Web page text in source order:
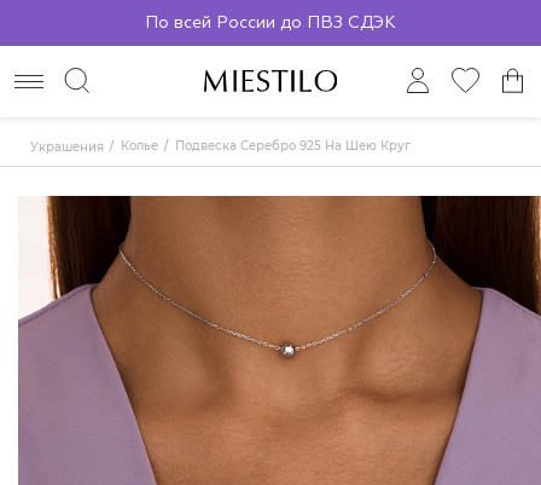
По всей России до ПВЗ СДЭК
Украшения Колье Подвеска Серебро 925 На Шею Круг